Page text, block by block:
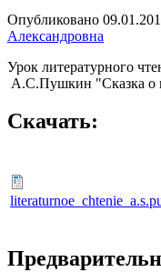
Опубликовано
Александровна
Урок литературного
А.С.Пушкин "Сказка о
Скачать: